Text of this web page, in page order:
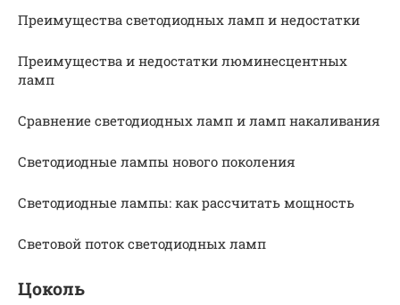
Преимущества светодиодных ламп и недостатки
Преимущества и недостатки люминесцентных
ламп
Сравнение светодиодных ламп и ламп накаливания
Светодиодные лампы нового поколения
Светодиодные лампы: как рассчитать мощность
Световой поток светодиодных ламп
Цоколь